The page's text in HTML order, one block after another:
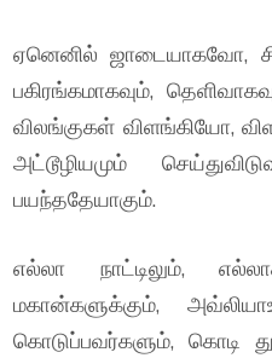
ஏனெனில் ஜாடையாகவோ,
பகிரங்கமாகவும்,
விலங்குகள் விளங்கியோ,
அட்டூழியமும்
பயந்ததேயாகும்.
எல்லா நாட்டிலும்,
மகான்களுக்கும்,
கொடுப்பவர்களும், கொடி